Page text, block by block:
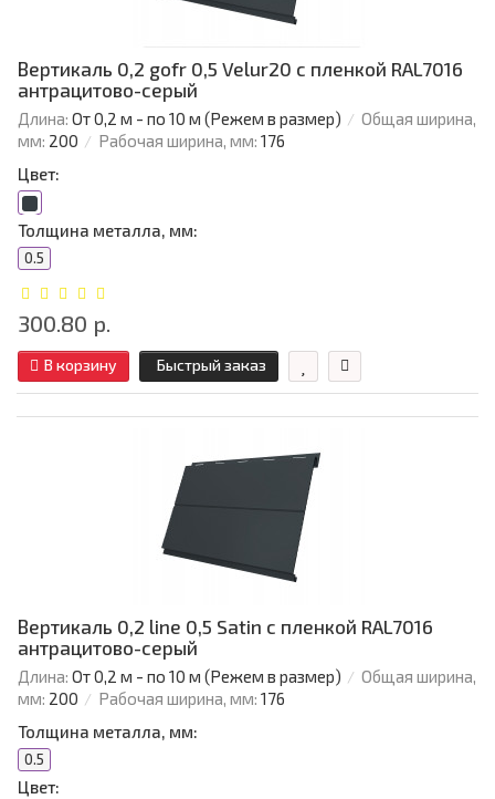
Вертикаль 0,2 gofr 0,5 Velur20 с пленкой RAL7016
антрацитово-серый
Длина: От 0,2 м - по 10 м (Режем в размер)
Общая ширина,
мм: 200 Рабочая ширина, мм: 176
Цвет:
Толщина металла, мм:
0.5
300.80 р.
В корзину Быстрый заказ
Вертикаль 0,2 line 0,5 Satin с пленкой RAL7016
антрацитово-серый
Длина: От 0,2 м - по 10 м (Режем в размер)
Общая ширина,
мм: 200 Рабочая ширина, мм: 176
Толщина металла, мм:
0.5
Цвет: